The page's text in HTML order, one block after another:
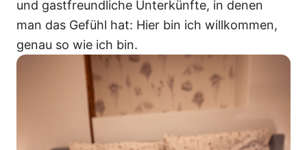
und gastfreundliche Unterkünfte, in denen
man das Gefühl hat: Hier bin ich willkommen,
genau so wie ich bin.